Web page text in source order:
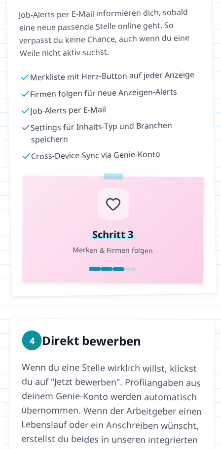
Job-Alerts per E-Mail informieren dich, sobald
eine neue passende Stelle online geht. So
verpasst du keine Chance, auch wenn du eine
Weile nicht aktiv suchst.
Merkliste mit Herz-Button auf jeder Anzeige
Firmen folgen für neue Anzeigen-Alerts
Job-Alerts per E-Mail
Settings für Inhalts-Typ und Branchen
speichern
Cross-Device-Sync via Genie-Konto
Schritt3
Merken & Firmen folgen
4 Direkt bewerben
Wenn du eine Stelle wirklich willst, klickst
du auf "Jetzt bewerben". Profilangaben aus
deinem Genie-Konto werden automatisch
übernommen. Wenn der Arbeitgeber einen
Lebenslauf oder ein Anschreiben wünscht,
erstellst du beides in unseren integrierten